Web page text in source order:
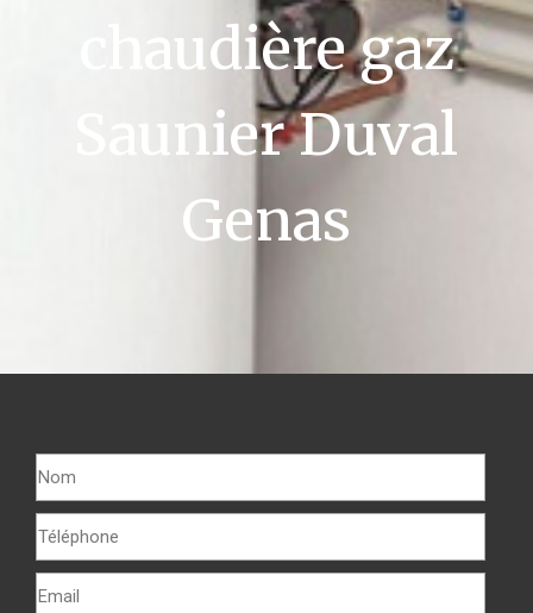
chaudière gaz
Saunier Duval
Genas